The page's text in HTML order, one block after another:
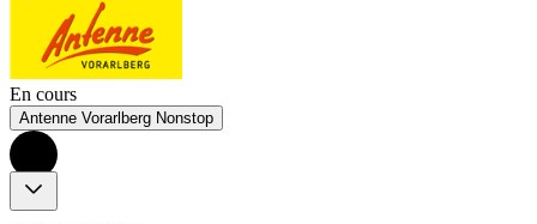
En cours
Antenne Vorarlberg Nonstop